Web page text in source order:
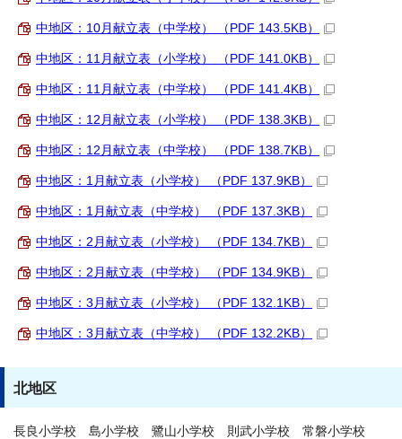
中地区：10月献立表（中学校） （PDF 143.5KB）
中地区：11月献立表（小学校） （PDF 141.0KB）
中地区：11月献立表（中学校） （PDF 141.4KB）
中地区：12月献立表（小学校） （PDF 138.3KB）
中地区：12月献立表（中学校） （PDF 138.7KB）
中地区：1月献立表（小学校） （PDF 137.9KB）
中地区：1月献立表（中学校） （PDF 137.3KB）
中地区：2月献立表（小学校） （PDF 134.7KB）
中地区：2月献立表（中学校） （PDF 134.9KB）
中地区：3月献立表（小学校） （PDF 132.1KB）
中地区：3月献立表（中学校） （PDF 132.2KB）
北地区
長良小学校 島小学校 鷺山小学校 則武小学校 常磐小学校